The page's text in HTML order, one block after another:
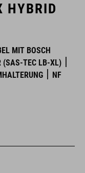
HYBRID
MIT BOSCH
(SAS-TEC LB-XL)
NF